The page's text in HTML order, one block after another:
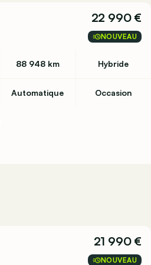
(WLTP): 177 g/km22 990 €
NOUVEAU
88 948 km Hybride
Automatique Occasion
21 990 €
NOUVEAU